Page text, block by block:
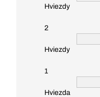
Hviezdy
2
Hviezdy
1
Hviezda